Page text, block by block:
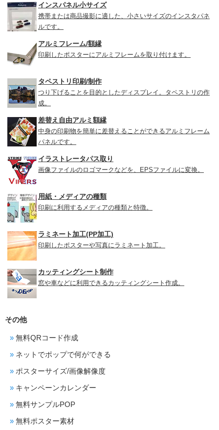
インスパネル小サイズ
携帯または商品撮影に適した、小さいサイズのインスタパネ
ルです。
アルミフレーム/額縁
印刷したポスターにアルミフレームを取り付けます。
タペストリ印刷/制作
つり下げることを目的としたディスプレイ。タペストリの作
成。
差替え自由アルミ額縁
中身の印刷物を簡単に差替えることができるアルミフレーム
パネルです。
イラストレータパス取り
画像ファイルのロゴマークなどを、EPSファイルに変換。
用紙・メディアの種類
印刷に利用するメディアの種類と特徴。
ラミネート加工(PP加工)
印刷したポスターや写真にラミネート加工。
カッティングシート制作
窓や車などに利用できるカッティングシート作成。
その他
無料QRコード作成
ネットでポップで何ができる
ポスターサイズ/画像解像度
キャンペーンカレンダー
無料サンプルPOP
無料ポスター素材